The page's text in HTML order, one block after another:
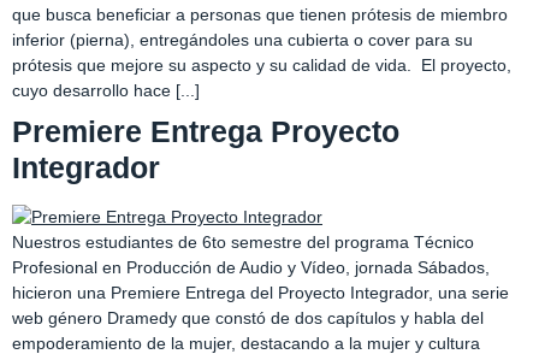
que busca beneficiar a personas que tienen prótesis de miembro
inferior (pierna), entregándoles una cubierta o cover para su
prótesis que mejore su aspecto y su calidad de vida. El proyecto,
cuyo desarrollo hace [...]
Premiere Entrega Proyecto
Integrador
Nuestros estudiantes de 6to semestre del programa Técnico
Profesional en Producción de Audio y Vídeo, jornada Sábados,
hicieron una Premiere Entrega del Proyecto Integrador, una serie
web género Dramedy que constó de dos capítulos y habla del
empoderamiento de la mujer, destacando a la mujer y cultura